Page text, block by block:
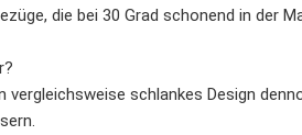
die bei 30 Grad schonend in der
schlankes Design